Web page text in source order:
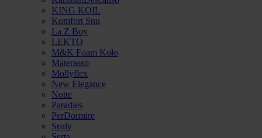
KING KOIL
Komfort Snu
La Z Boy
LEKTO
M&K Foam Koło
Materasso
Mollyflex
New Elegance
Notte
Paradies
PerDormire
Sealy